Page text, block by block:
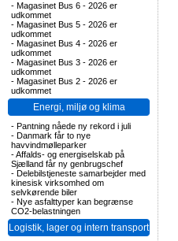
- Magasinet Bus 6 - 2026 er
udkommet
- Magasinet Bus 5 - 2026 er
udkommet
- Magasinet Bus 4 - 2026 er
udkommet
- Magasinet Bus 3 - 2026 er
udkommet
- Magasinet Bus 2 - 2026 er
udkommet
Energi, miljø og klima
- Pantning nåede ny rekord i juli
- Danmark får to nye
havvindmølleparker
-Affalds- og energiselskab på
Sjælland får ny genbrugschef
- Delebilstjeneste samarbejder med
kinesisk virksomhed om
selvkørende biler
- Nye asfalttyper kan begrænse
CO2-belastningen
Logistik, lager og intern transport